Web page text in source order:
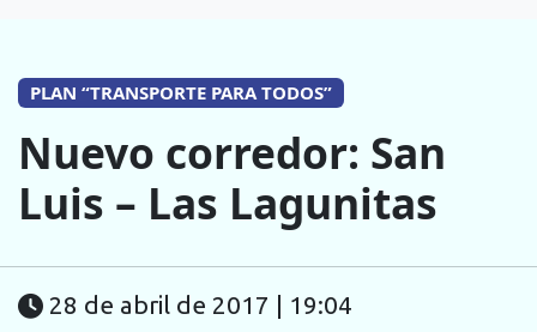
PLAN “TRANSPORTE PARA TODOS”
Nuevo corredor: San
Luis – Las Lagunitas
28 de abril de 2017 | 19:04